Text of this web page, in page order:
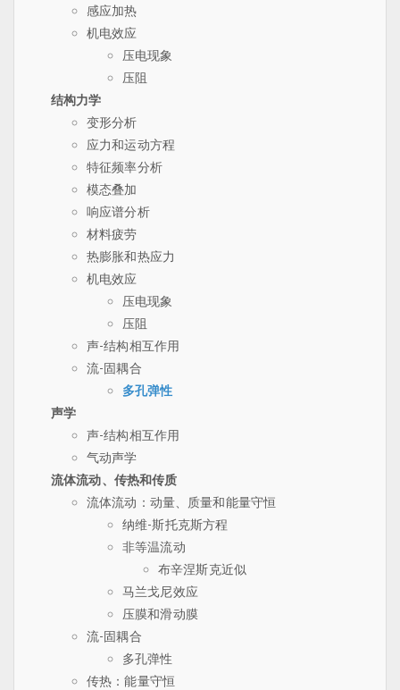
感应加热
机电效应
压电现象
压阻
结构力学
变形分析
应力和运动方程
特征频率分析
模态叠加
响应谱分析
材料疲劳
热膨胀和热应力
机电效应
压电现象
压阻
声-结构相互作用
流-固耦合
多孔弹性
声学
声-结构相互作用
气动声学
流体流动、传热和传质
流体流动：动量、质量和能量守恒
纳维-斯托克斯方程
非等温流动
布辛涅斯克近似
马兰戈尼效应
压膜和滑动膜
流-固耦合
多孔弹性
传热：能量守恒